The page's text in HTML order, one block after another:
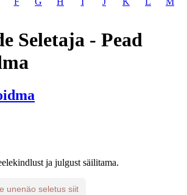
Seletaja - Pead
ja julgust säilitama.
unenäo seletus siit